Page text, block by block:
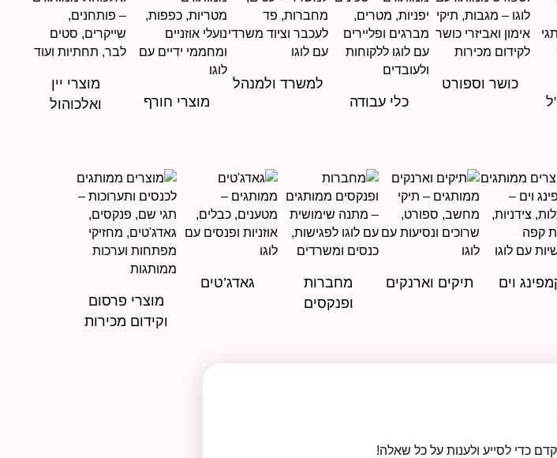
כושר וספורט
כלי עבודה
למשרד ולמנהל
מוצרי חורף
מוצרי יין
ואלכוהול
וים תיקים וארנקים
מחברות
ופנקסים
גאדג’טים
מוצרי פרסום
וקידום מכירות
כדי לסייע ולענות על כל שאלה!